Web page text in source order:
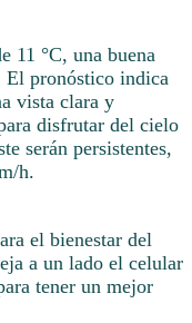
11 °C, una buena
El pronóstico indica
vista clara y
disfrutar del cielo
serán persistentes,
h.
el bienestar del
a un lado el celular
tener un mejor